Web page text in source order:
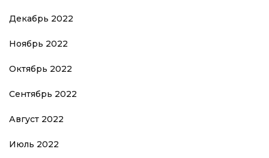
Декабрь 2022
Ноябрь 2022
Октябрь 2022
Сентябрь 2022
Август 2022
Июль 2022